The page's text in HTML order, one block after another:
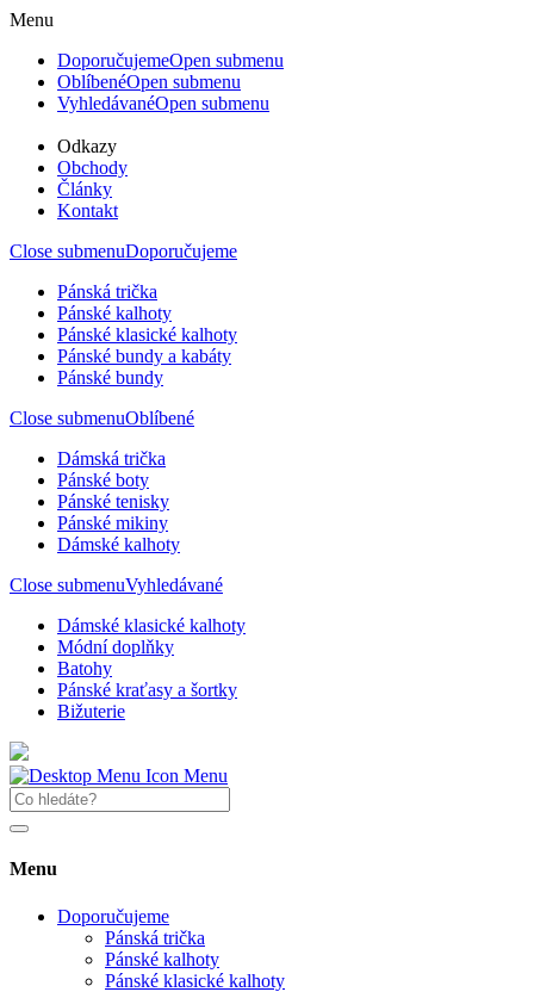
Menu
DoporučujemeOpen submenu
OblíbenéOpen submenu
VyhledávanéOpen submenu
Odkazy
Obchody
Články
Kontakt
Close submenuDoporučujeme
Pánská trička
Pánské kalhoty
Pánské klasické kalhoty
Pánské bundy a kabáty
Pánské bundy
Close submenuOblíbené
Dámská trička
Pánské boty
Pánské tenisky
Pánské mikiny
Dámské kalhoty
Close submenuVyhledávané
Dámské klasické kalhoty
Módní doplňky
Batohy
Pánské kraťasy a šortky
Bižuterie
Menu
Menu
Doporučujeme
Pánská trička
Pánské kalhoty
Pánské klasické kalhoty